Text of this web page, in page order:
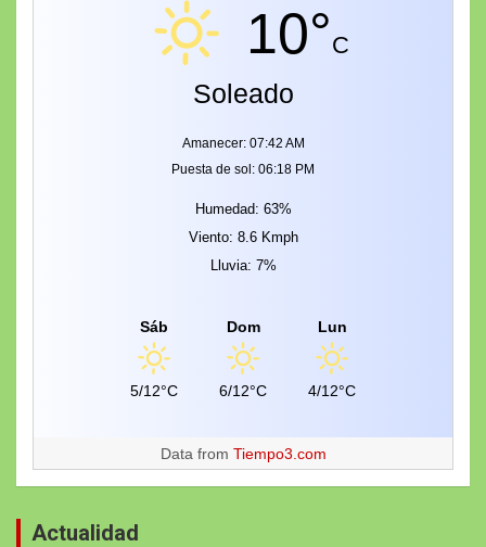
10°C
Soleado
Amanecer: 07:42 AM
Puesta de sol: 06:18 PM
Humedad: 63%
Viento: 8.6 Kmph
Lluvia: 7%
Sáb
5/12°C
Dom
6/12°C
Lun
4/12°C
Data from Tiempo3.com
Actualidad